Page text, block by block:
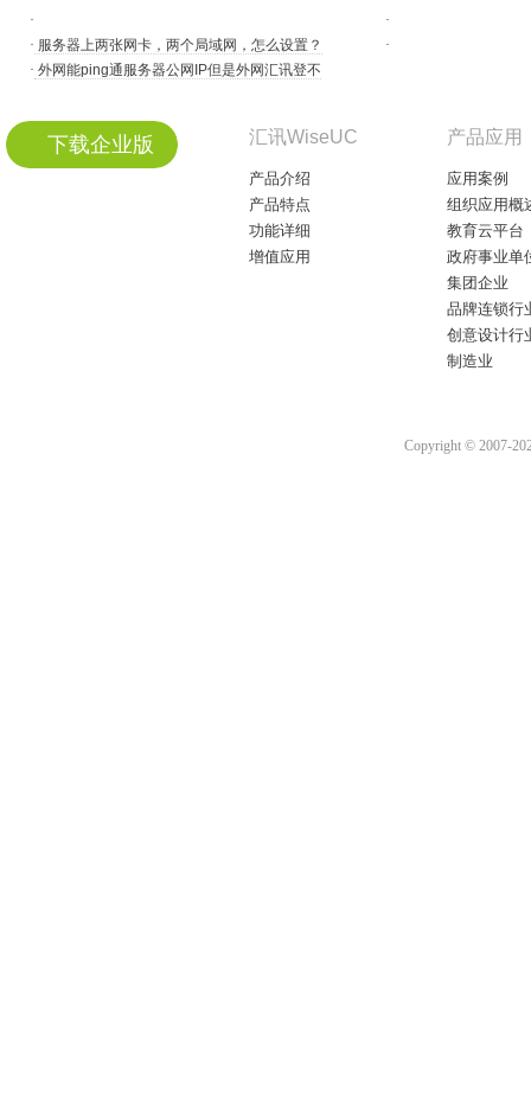
·
·
· 服务器上两张网卡，两个局域网，怎么设置？
·
· 外网能ping通服务器公网IP但是外网汇讯登不
下载企业版 汇讯WiseUC
产品介绍
产品特点
功能详细
增值应用
产品应用
应用案例
组织应用概
教育云平台
政府事业单
集团企业
品牌连锁行
创意设计行
制造业
Copyright © 2007-